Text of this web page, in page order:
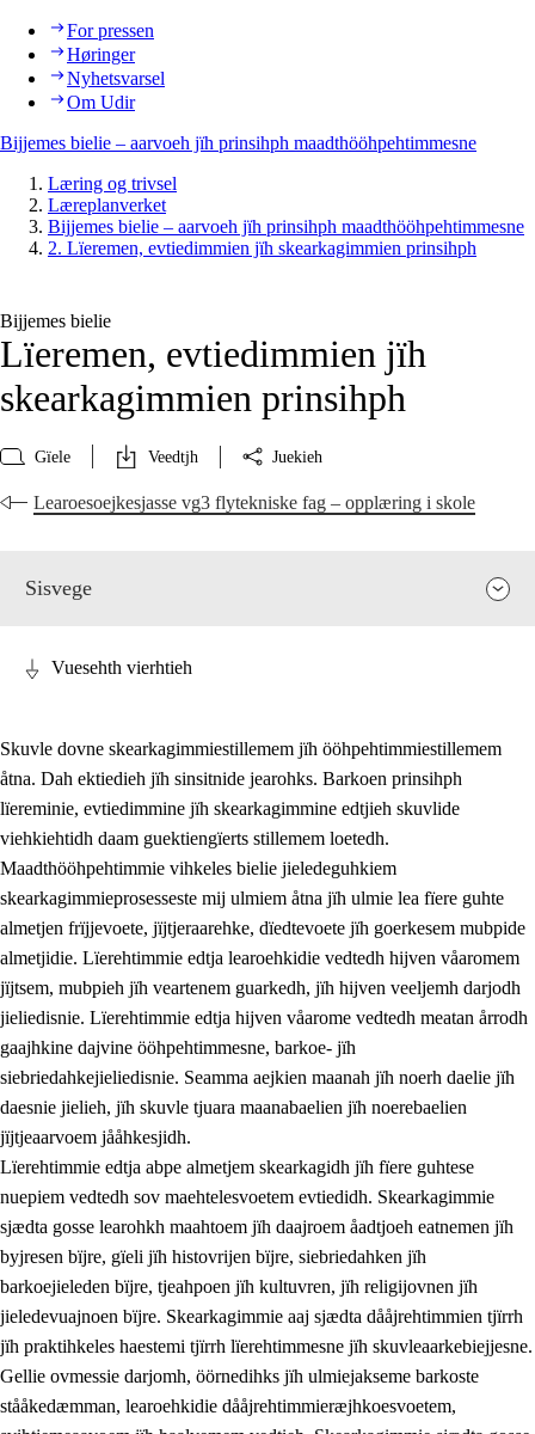
For pressen
Høringer
Nyhetsvarsel
Om Udir
Bijjemes bielie – aarvoeh jïh prinsihph maadthööhpehtimmesne
Læring og trivsel
Læreplanverket
Bijjemes bielie – aarvoeh jïh prinsihph maadthööhpehtimmesne
2. Lïeremen, evtiedimmien jïh skearkagimmien prinsihph
Bijjemes bielie
Lïeremen, evtiedimmien jïh
skearkagimmien prinsihph
Gïele Veedtjh Juekieh
Learoesoejkesjasse vg3 flytekniske fag – opplæring i skole
Sisvege
2. Lïeremen, evtiedimmien jïh skearkagimmien prinsihph
2.1 Sosijaale lïereme jïh evtiedimmie
2.2 Maahtoe faagine
2.3 Vihkeles tjiehpiesvoeth
2.4 Lïeredh lïeredh
Vuesehth vierhtieh
Skuvle dovne skearkagimmiestillemem jïh ööhpehtimmiestillemem
åtna. Dah ektiedieh jïh sinsitnide jearohks. Barkoen prinsihph
lïereminie, evtiedimmine jïh skearkagimmine edtjieh skuvlide
viehkiehtidh daam guektiengïerts stillemem loetedh.
Maadthööhpehtimmie vihkeles bielie jieledeguhkiem
skearkagimmieprosesseste mij ulmiem åtna jïh ulmie lea fïere guhte
almetjen frïjjevoete, jïjtjeraarehke, dïedtevoete jïh goerkesem mubpide
almetjidie. Lïerehtimmie edtja learoehkidie vedtedh hijven våaromem
jïjtsem, mubpieh jïh veartenem guarkedh, jïh hijven veeljemh darjodh
jieliedisnie. Lïerehtimmie edtja hijven våarome vedtedh meatan årrodh
gaajhkine dajvine ööhpehtimmesne, barkoe- jïh
siebriedahkejieliedisnie. Seamma aejkien maanah jïh noerh daelie jïh
daesnie jielieh, jïh skuvle tjuara maanabaelien jïh noerebaelien
jïjtjeaarvoem jååhkesjidh.
Lïerehtimmie edtja abpe almetjem skearkagidh jïh fïere guhtese
nuepiem vedtedh sov maehtelesvoetem evtiedidh. Skearkagimmie
sjædta gosse learohkh maahtoem jïh daajroem åadtjoeh eatnemen jïh
byjresen bïjre, gïeli jïh histovrijen bïjre, siebriedahken jïh
barkoejieleden bïjre, tjeahpoen jïh kultuvren, jïh religijovnen jïh
jieledevuajnoen bïjre. Skearkagimmie aaj sjædta dååjrehtimmien tjïrrh
jïh praktihkeles haestemi tjïrrh lïerehtimmesne jïh skuvleaarkebiejjesne.
Gellie ovmessie darjomh, öörnedihks jïh ulmiejakseme barkoste
stååkedæmman, learoehkidie dååjrehtimmieræjhkoesvoetem,